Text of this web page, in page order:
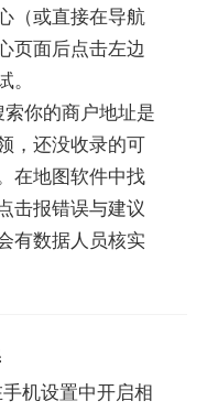
（或直接在导航
页面后点击左边
你的商户地址是
，还没收录的可
在地图软件中找
击报错误与建议
有数据人员核实
机设置中开启相